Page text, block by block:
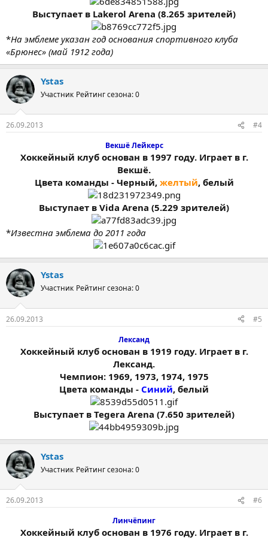
Выступает в Lakerol Arena (8.265 зрителей)
*На эмблеме указан год основания спортивного клуба
«Брюнес» (май 1912 года)
Ystas
Участник Рейтинг сезона: 0
26.09.2013
#4
Векшё Лейкерс
Хоккейный клуб основан в 1997 году. Играет в г.
Векшё.
Цвета команды - Черный, желтый, белый
Выступает в Vida Arena (5.229 зрителей)
*Известна эмблема до 2011 года
Ystas
Участник Рейтинг сезона: 0
26.09.2013
#5
Лександ
Хоккейный клуб основан в 1919 году. Играет в г.
Лександ.
Чемпион: 1969, 1973, 1974, 1975
Цвета команды - Синий, белый
Выступает в Tegera Arena (7.650 зрителей)
Ystas
Участник Рейтинг сезона: 0
26.09.2013
#6
Линчёпинг
Хоккейный клуб основан в 1976 году. Играет в г.